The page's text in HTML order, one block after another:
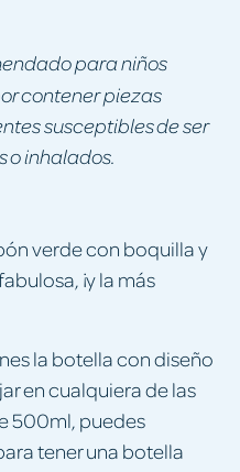
verde con boquilla y
¡y la más
la botella con diseño
en cualquiera de las
500ml, puedes
tener una botella
para niños
contener piezas
susceptibles de ser
o inhalados.